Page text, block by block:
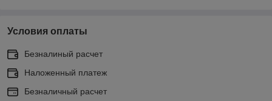
Условия оплаты
Безналиный расчет
Наложенный платеж
Безналичный расчет